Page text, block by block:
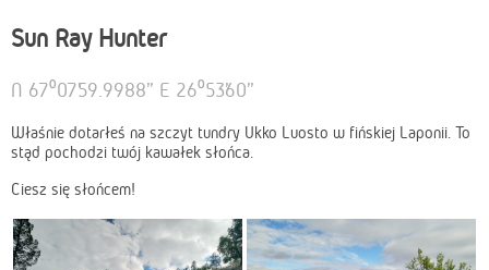
Sun Ray Hunter
N 67⁰07’59.9988” E 26⁰53’60”
Właśnie dotarłeś na szczyt tundry Ukko Luosto w fińskiej Laponii. To
stąd pochodzi twój kawałek słońca.
Ciesz się słońcem!